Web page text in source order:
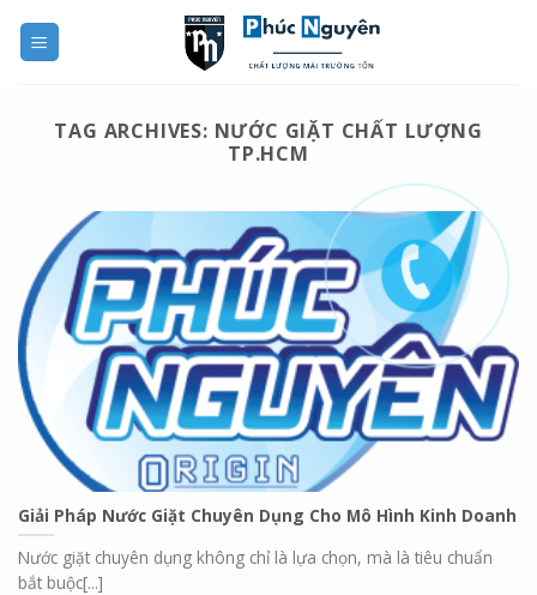
TAG ARCHIVES: NƯỚC GIẶT CHẤT LƯỢNG
TP.HCM
Giải Pháp Nước Giặt Chuyên Dụng Cho Mô Hình Kinh Doanh
Nước giặt chuyên dụng không chỉ là lựa chọn, mà là tiêu chuẩn
bắt buộc[...]